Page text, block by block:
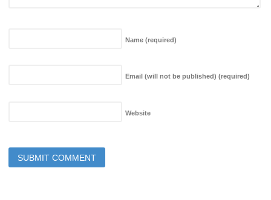
Name (required)
Email (will not be published) (required)
Website